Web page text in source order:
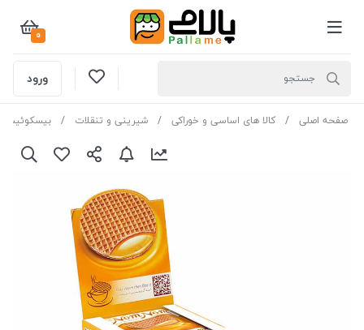
0
ورود
صفحه اصلی کالا های اساسی و خوراکی شیرینی و تنقلات بیسکوئیت